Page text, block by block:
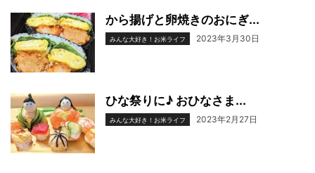
から揚げと卵焼きのおにぎ...
みんな大好き！お米ライフ 2023年3月30日
ひな祭りに♪ おひなさま...
みんな大好き！お米ライフ 2023年2月27日